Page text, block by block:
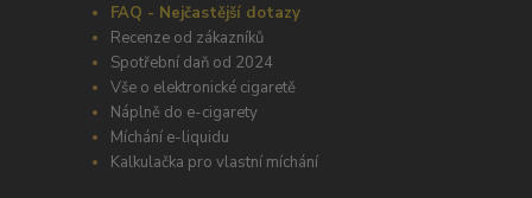
FAQ - Nejčastější dotazy
Recenze od zákazníků
Spotřební daň od 2024
Vše o elektronické cigaretě
Náplně do e-cigarety
Míchání e-liquidu
Kalkulačka pro vlastní míchání